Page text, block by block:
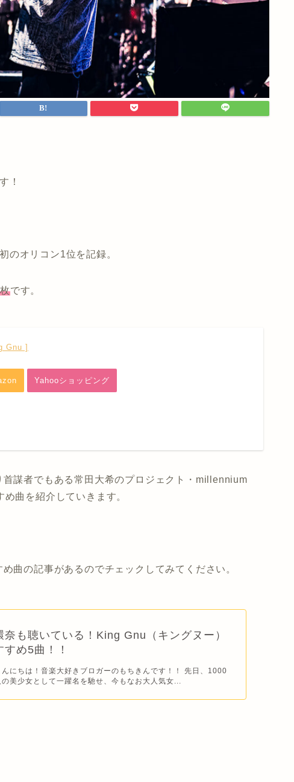
！
のオリコン1位を記録。
です。
Gnu ]
Yahooショッピング
謀者でもある常田大希のプロジェクト・millennium
曲を紹介していきます。
曲の記事があるのでチェックしてみてください。
奈も聴いている！King Gnu（キングヌー）
すめ5曲！！
んにちは！音楽大好きブロガーのもちきんです！！ 先日、1000
美少女として一躍名を馳せ、今もなお大人気女...